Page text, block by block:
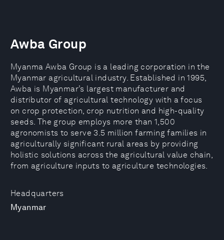
Headquarters
Myanmar
Awba Group
Myanma Awba Group is a leading corporation in the
Myanmar agricultural industry. Established in 1995,
Awba is Myanmar’s largest manufacturer and
distributor of agricultural technology with a focus
on crop protection, crop nutrition and high-quality
seeds. The group employs more than 1,500
agronomists to serve 3.5 million farming families in
agriculturally significant rural areas by providing
holistic solutions across the agricultural value chain,
from agriculture inputs to agriculture technologies.